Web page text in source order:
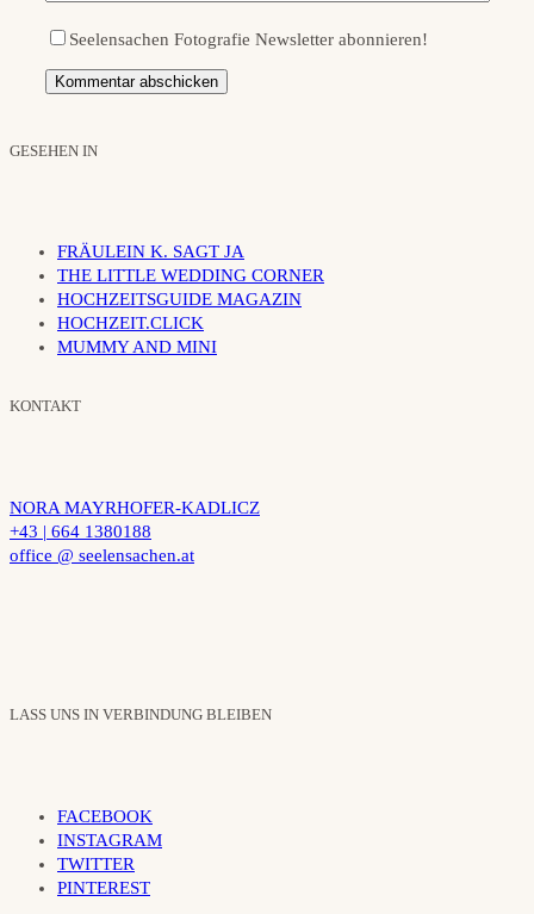
Seelensachen Fotografie Newsletter abonnieren!
GESEHEN IN
FRÄULEIN K. SAGT JA
THE LITTLE WEDDING CORNER
HOCHZEITSGUIDE MAGAZIN
HOCHZEIT.CLICK
MUMMY AND MINI
KONTAKT
NORA MAYRHOFER-KADLICZ
+43 | 664 1380188
office @ seelensachen.at
LASS UNS IN VERBINDUNG BLEIBEN
FACEBOOK
INSTAGRAM
TWITTER
PINTEREST